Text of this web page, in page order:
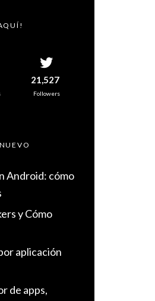
21,527
Followers
Android: cómo
y Cómo
aplicación
de apps,